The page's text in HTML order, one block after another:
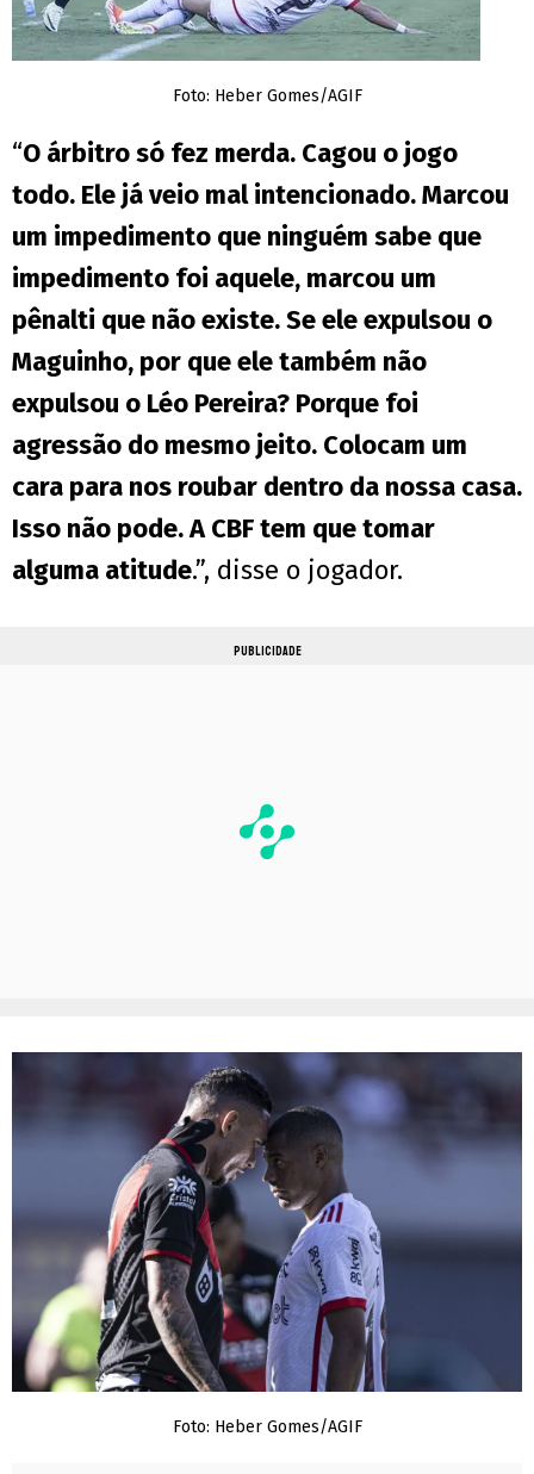
Foto: Heber Gomes/AGIF
“O árbitro só fez merda. Cagou o jogo
todo. Ele já veio mal intencionado. Marcou
um impedimento que ninguém sabe que
impedimento foi aquele, marcou um
pênalti que não existe. Se ele expulsou o
Maguinho, por que ele também não
expulsou o Léo Pereira? Porque foi
agressão do mesmo jeito. Colocam um
cara para nos roubar dentro da nossa casa.
Isso não pode. A CBF tem que tomar
alguma atitude.”, disse o jogador.
PUBLICIDADE
Foto: Heber Gomes/AGIF